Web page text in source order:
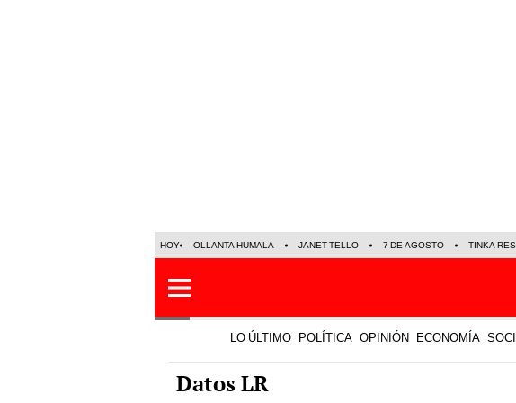
LO ÚLTIMO POLÍTICA OPINIÓN ECONOMÍA
Datos LR